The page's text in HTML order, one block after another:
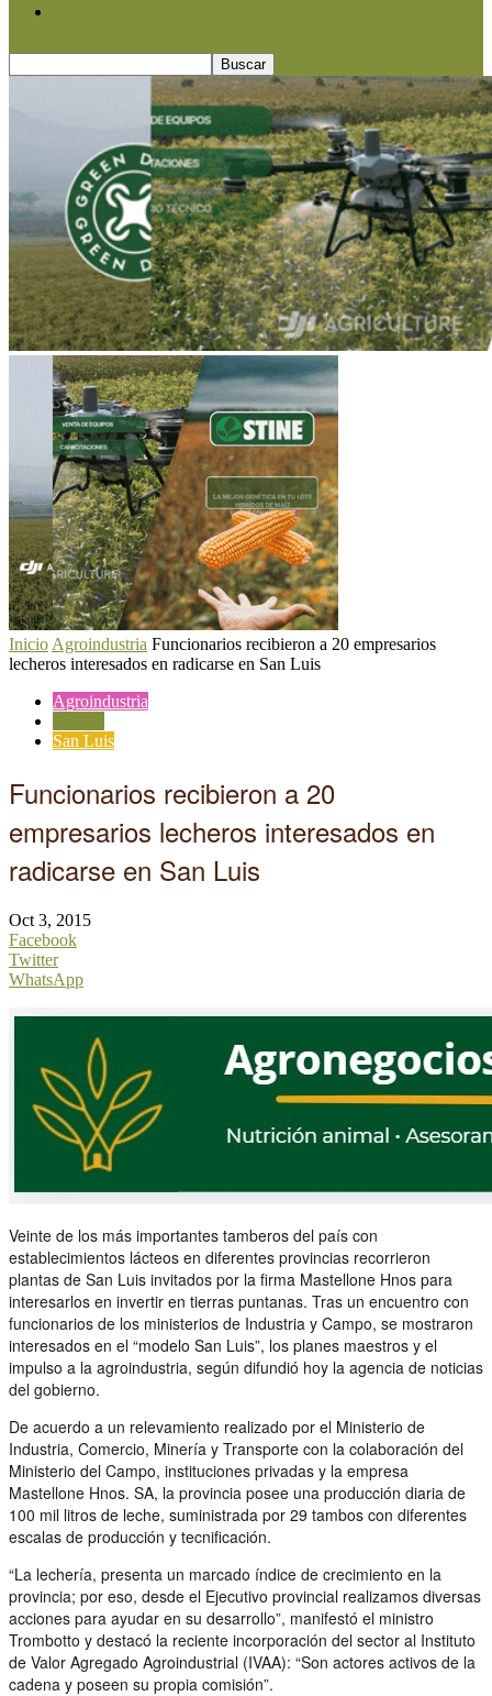
Inicio Agroindustria Funcionarios recibieron a 20 empresarios
lecheros interesados en radicarse en San Luis
Agroindustria
San Luis
Funcionarios recibieron a 20
empresarios lecheros interesados en
radicarse en San Luis
Oct 3, 2015
Facebook
Twitter
WhatsApp
Veinte de los más importantes tamberos del país con
establecimientos lácteos en diferentes provincias recorrieron
plantas de San Luis invitados por la firma Mastellone Hnos para
interesarlos en invertir en tierras puntanas. Tras un encuentro con
funcionarios de los ministerios de Industria y Campo, se mostraron
interesados en el “modelo San Luis”, los planes maestros y el
impulso a la agroindustria, según difundió hoy la agencia de noticias
del gobierno.
De acuerdo a un relevamiento realizado por el Ministerio de
Industria, Comercio, Minería y Transporte con la colaboración del
Ministerio del Campo, instituciones privadas y la empresa
Mastellone Hnos. SA, la provincia posee una producción diaria de
100 mil litros de leche, suministrada por 29 tambos con diferentes
escalas de producción y tecnificación.
“La lechería, presenta un marcado índice de crecimiento en la
provincia; por eso, desde el Ejecutivo provincial realizamos diversas
acciones para ayudar en su desarrollo”, manifestó el ministro
Trombotto y destacó la reciente incorporación del sector al Instituto
de Valor Agregado Agroindustrial (IVAA): “Son actores activos de la
cadena y poseen su propia comisión”.